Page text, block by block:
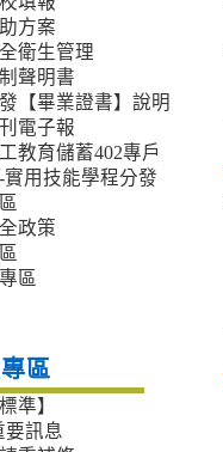
方案
衛生管理
聲明書
【畢業證書】說明
電子報
教育儲蓄402專戶
用技能學程分發
政策
區
區
準】
要訊息